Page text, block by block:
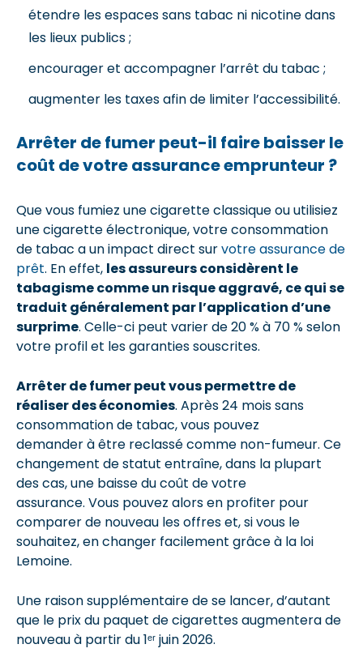
étendre les espaces sans tabac ni nicotine dans
les lieux publics ;
encourager et accompagner l’arrêt du tabac ;
augmenter les taxes afin de limiter l’accessibilité.
Arrêter de fumer peut-il faire baisser le
coût de votre assurance emprunteur ?
Que vous fumiez une cigarette classique ou utilisiez
une cigarette électronique, votre consommation
de tabac a un impact direct survotre assurance de
prêt. En effet, les assureurs considèrent le
tabagisme comme un risque aggravé, ce qui se
traduit généralement par l’application d’une
surprime. Celle-ci peut varier de 20 % à 70 % selon
votre profil et les garanties souscrites.
Arrêter de fumer peut vous permettre de
réaliser des économies. Après 24 mois sans
consommation de tabac, vous pouvez
demander à être reclassé comme non-fumeur. Ce
changement de statut entraîne, dans la plupart
des cas, une baisse du coût de votre
assurance. Vous pouvez alors en profiter pour
comparer de nouveau les offres et, si vous le
souhaitez, en changer facilement grâce à la loi
Lemoine.
Une raison supplémentaire de se lancer, d’autant
que le prix du paquet de cigarettes augmentera de
nouveau à partir du 1ᵉʳ juin 2026.